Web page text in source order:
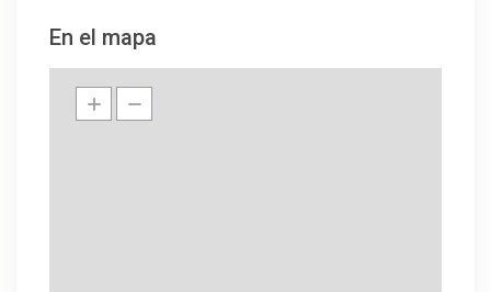
En el mapa